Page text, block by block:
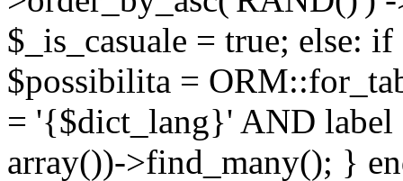
$_is_casuale = true; else:
$possibilita =
= '{$dict_lang}' AND
array())->find_many(); }